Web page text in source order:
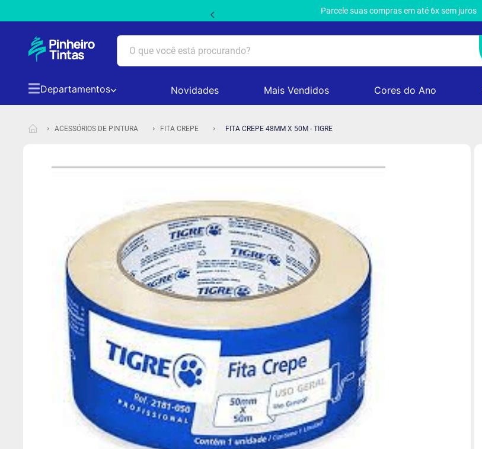
Parcele suas compras em até 6x sem juros
O que você está procurando?
Departamentos Novidades Mais Vendidos Cores do Ano
ACESSÓRIOS DE PINTURA FITA CREPE FITA CREPE 48MM X 50M - TIGRE
TERMOS MAIS BUSCADOS
4º papel picado
5º tinta coral
6º algodão egípcio
7º gelo
8º esmalte base água
9º epóxi
branco neve